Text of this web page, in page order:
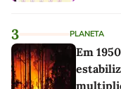
3 PLANETA
Em